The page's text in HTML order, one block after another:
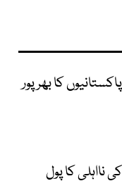
کا بھرپور
کا پول